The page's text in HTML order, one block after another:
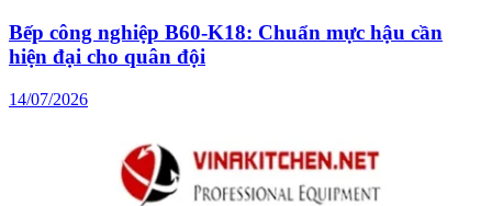
Bếp công nghiệp B60-K18: Chuẩn mực hậu cần
hiện đại cho quân đội
14/07/2026